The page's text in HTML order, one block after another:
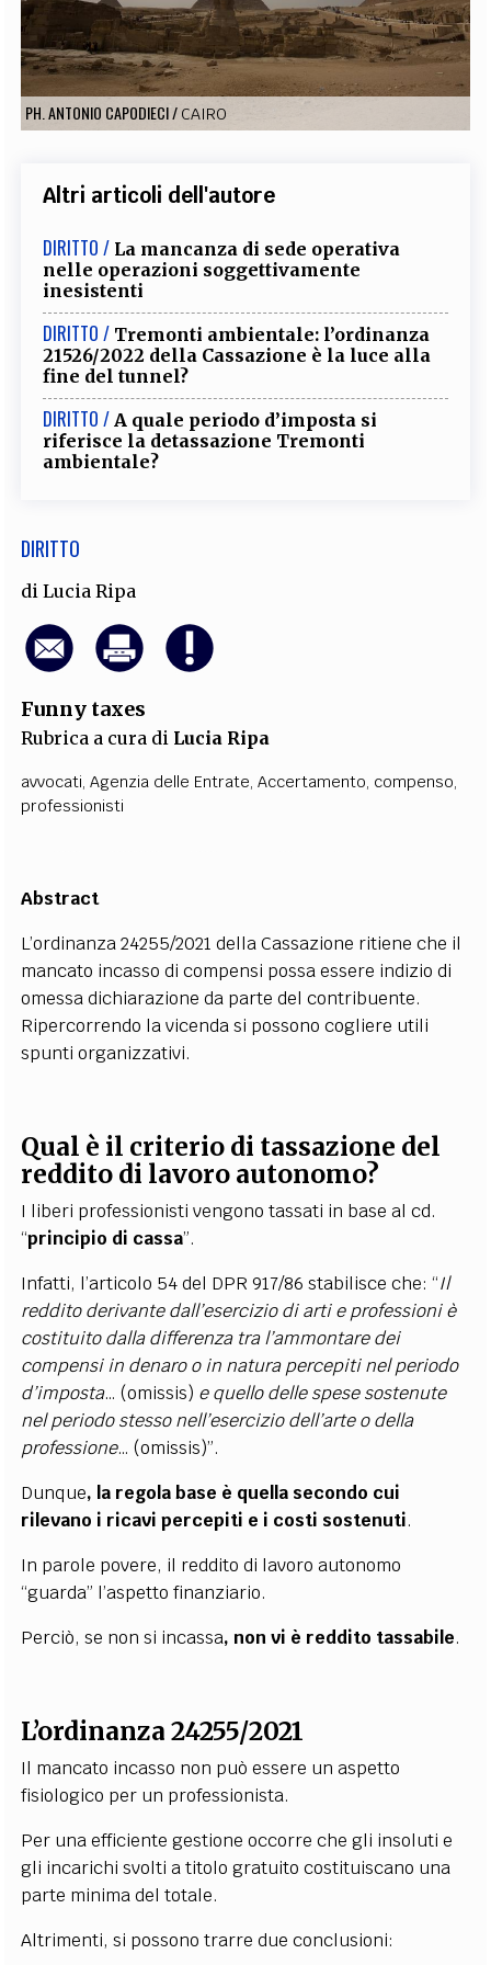
EXTRA
CODICI RUBRICHE LIBRI PROCEEDINGS PUBBLICITÀ CONTATTI
SOCIAL MEDIA
PH. ANTONIO CAPODIECI/ CAIRO
Altri articoli dell'autore
DIRITTO / La mancanza di sede operativa
nelle operazioni soggettivamente
inesistenti
DIRITTO / Tremonti ambientale: l’ordinanza
21526/2022 della Cassazione è la luce alla
fine del tunnel?
DIRITTO / A quale periodo d’imposta si
riferisce la detassazione Tremonti
ambientale?
DIRITTO
diLucia Ripa
Funny taxes
Rubrica a cura di Lucia Ripa
avvocati,Agenzia delle Entrate,Accertamento, compenso,
professionisti
Abstract
L’ordinanza 24255/2021 della Cassazione ritiene che il
mancato incasso di compensi possa essere indizio di
omessa dichiarazione da parte del contribuente.
Ripercorrendo la vicenda si possono cogliere utili
spunti organizzativi.
Qual è il criterio di tassazione del
reddito di lavoro autonomo?
I liberi professionisti vengono tassati in base al cd.
“principio di cassa”.
Infatti, l’articolo 54 del DPR 917/86 stabilisce che: “Il
reddito derivante dall’esercizio di arti e professioni è
costituito dalla differenza tra l’ammontare dei
compensi in denaro o in natura percepiti nel periodo
d’imposta… (omissis) e quello delle spese sostenute
nel periodo stesso nell’esercizio dell’arte o della
professione… (omissis)”.
Dunque, la regola base è quella secondo cui
rilevano i ricavi percepiti e i costi sostenuti.
In parole povere, il reddito di lavoro autonomo
“guarda” l’aspetto finanziario.
Perciò, se non si incassa, non vi è reddito tassabile.
L’ordinanza 24255/2021
Il mancato incasso non può essere un aspetto
fisiologico per un professionista.
Per una efficiente gestione occorre che gli insoluti e
gli incarichi svolti a titolo gratuito costituiscano una
parte minima del totale.
Altrimenti, si possono trarre due conclusioni: